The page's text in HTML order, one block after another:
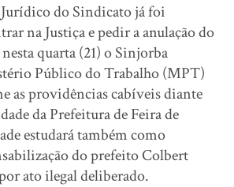
do Sindicato já foi
na Justiça e pedir a anulação do
quarta (21) o Sinjorba
Público do Trabalho (MPT)
as providências cabíveis diante
da Prefeitura de Feira de
estudará também como
do prefeito Colbert
ato ilegal deliberado.